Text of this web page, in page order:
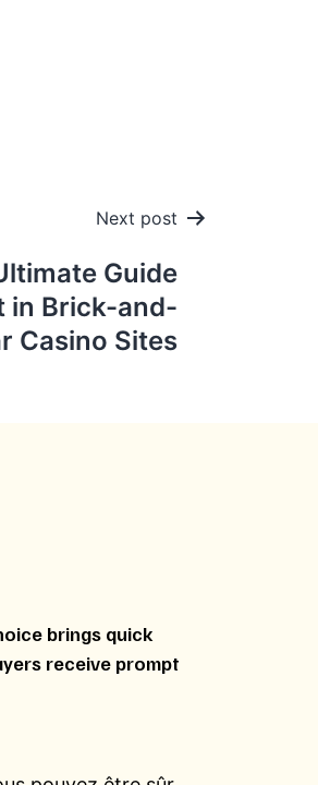
Next post
Guide
in Brick-and-
Casino Sites
brings quick
receive prompt